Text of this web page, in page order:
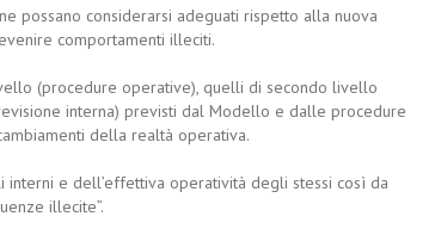
possano considerarsi adeguati rispetto alla nuova
comportamenti illeciti.
(procedure operative), quelli di secondo livello
interna) previsti dal Modello e dalle procedure
della realtà operativa.
interni e dell’effettiva operatività degli stessi così da
illecite”.